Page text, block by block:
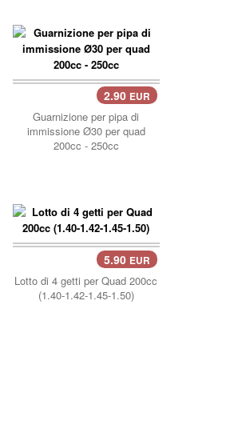
2.90 EUR
Guarnizione per pipa di
immissione Ø30 per quad
200cc - 250cc
5.90 EUR
Lotto di 4 getti per Quad 200cc
(1.40-1.42-1.45-1.50)